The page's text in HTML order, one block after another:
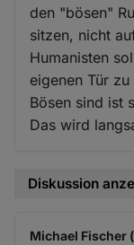
den "bösen"
sitzen, nicht
Humanisten
eigenen Tür
Bösen sind ist
Das wird
Diskussion
Michael Fischer